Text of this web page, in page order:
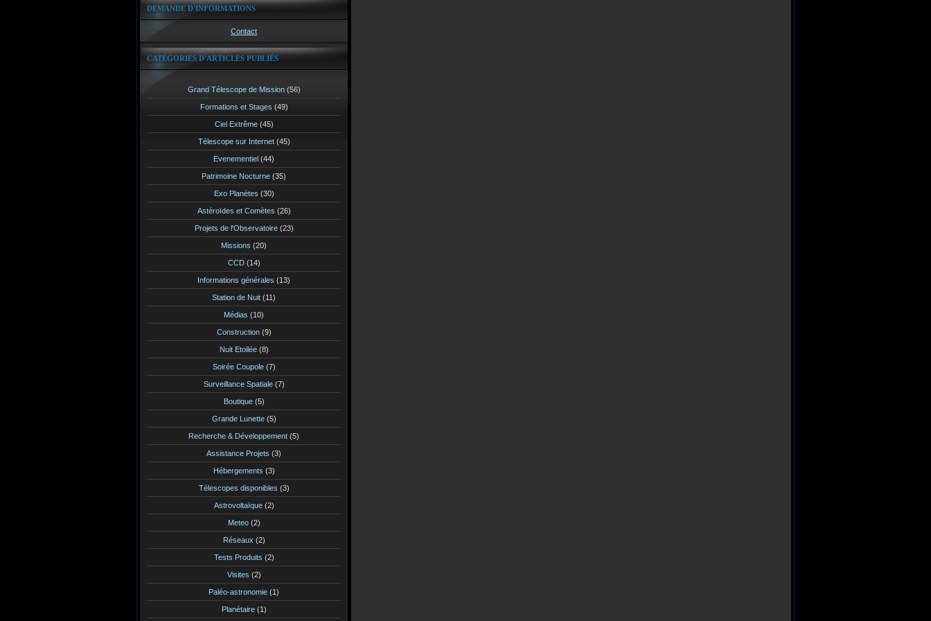
DEMANDE D'INFORMATIONS
Contact
CATÉGORIES D'ARTICLES PUBLIÉS
Grand Télescope de Mission(56)
Formations et Stages (49)
Ciel Extrême(45)
Télescope sur Internet(45)
Evenementiel (44)
Patrimoine Nocturne (35)
Exo Planètes (30)
Astéroïdes et Comètes (26)
Projets de l'Observatoire(23)
Missions (20)
CCD(14)
Informations générales (13)
Station de Nuit (11)
Médias (10)
Construction(9)
Nuit Etoilée(8)
Soirée Coupole(7)
Surveillance Spatiale(7)
Boutique(5)
Grande Lunette(5)
Recherche & Développement (5)
Assistance Projets (3)
Hébergements (3)
Télescopes disponibles (3)
Astrovoltaïque(2)
Meteo(2)
Réseaux (2)
Tests Produits (2)
Visites (2)
Paléo-astronomie (1)
Planétaire(1)